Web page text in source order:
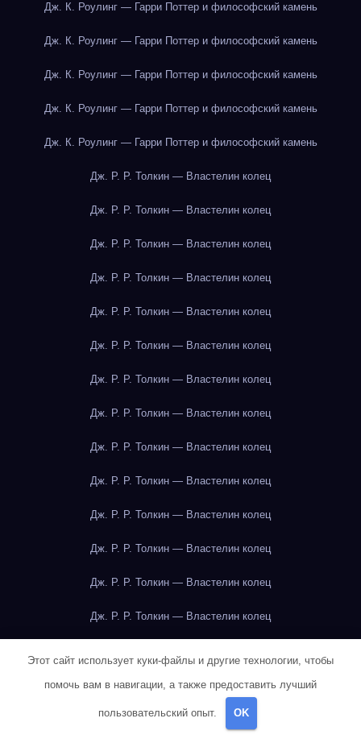
Дж. К. Роулинг — Гарри Поттер и философский камень
Дж. К. Роулинг — Гарри Поттер и философский камень
Дж. К. Роулинг — Гарри Поттер и философский камень
Дж. К. Роулинг — Гарри Поттер и философский камень
Дж. К. Роулинг — Гарри Поттер и философский камень
Дж. Р. Р. Толкин — Властелин колец
Дж. Р. Р. Толкин — Властелин колец
Дж. Р. Р. Толкин — Властелин колец
Дж. Р. Р. Толкин — Властелин колец
Дж. Р. Р. Толкин — Властелин колец
Дж. Р. Р. Толкин — Властелин колец
Дж. Р. Р. Толкин — Властелин колец
Дж. Р. Р. Толкин — Властелин колец
Дж. Р. Р. Толкин — Властелин колец
Дж. Р. Р. Толкин — Властелин колец
Дж. Р. Р. Толкин — Властелин колец
Дж. Р. Р. Толкин — Властелин колец
Дж. Р. Р. Толкин — Властелин колец
Дж. Р. Р. Толкин — Властелин колец
Дж. Р. Р. Толкин — Властелин колец
Дж. Р. Р. Толкин — Властелин колец
Этот сайт использует куки-файлы и другие технологии, чтобы
помочь вам в навигации, а также предоставить лучший
пользовательский опыт. OK